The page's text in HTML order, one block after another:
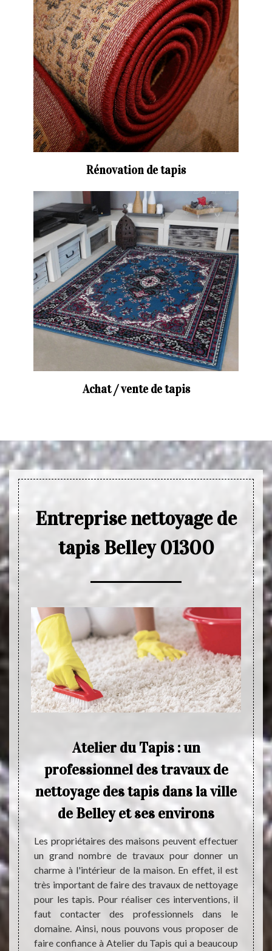
Rénovation de tapis
Achat / vente de tapis
Entreprise nettoyage de
tapis Belley 01300
à
en
va
est
une
tout
une
sur
Atelier du Tapis : un
professionnel des travaux de
nettoyage des tapis dans la ville
de Belley et ses environs
Les propriétaires des maisons peuvent effectuer
un grand nombre de travaux pour donner un
charme à l'intérieur de la maison. En effet, il est
très important de faire des travaux de nettoyage
pour les tapis. Pour réaliser ces interventions, il
faut contacter des professionnels dans le
domaine. Ainsi, nous pouvons vous proposer de
faire confiance à Atelier du Tapis qui a beaucoup
Il
une